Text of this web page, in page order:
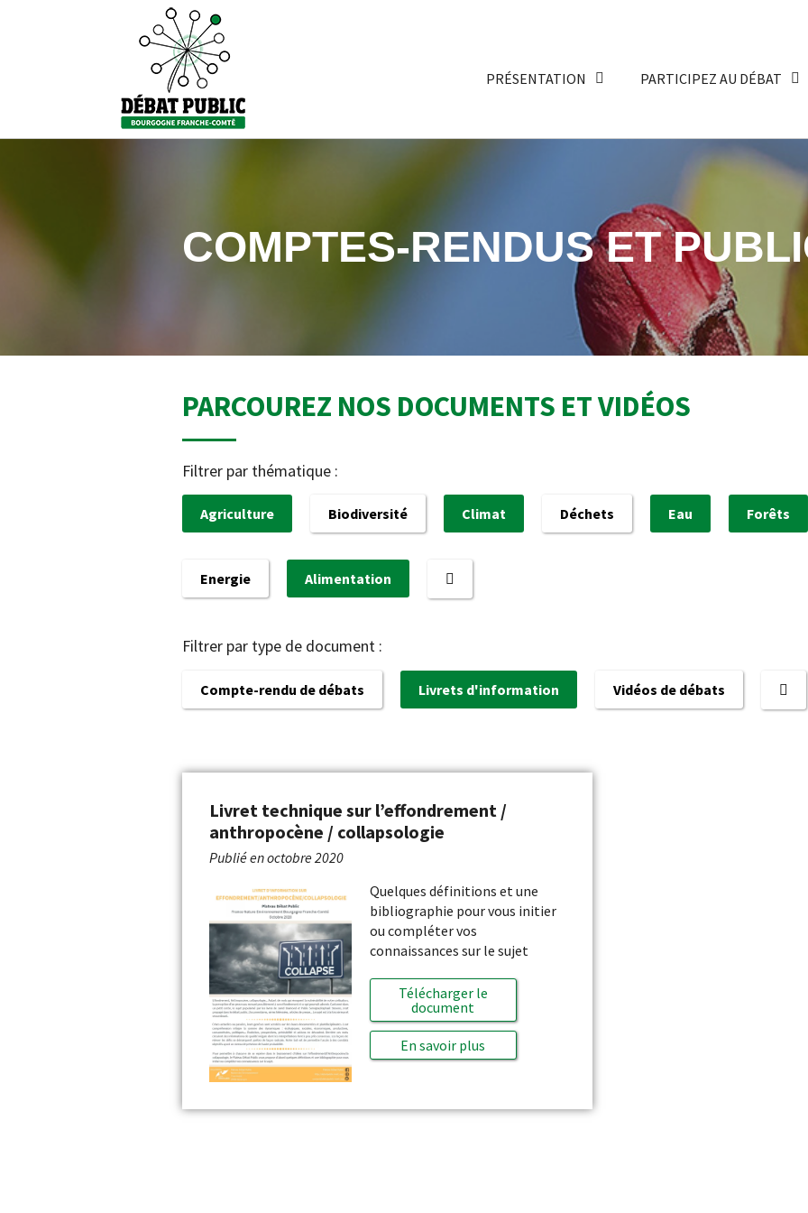
PRÉSENTATION PARTICIPEZ AU DÉBAT
COMPTES-RENDUS ET
PARCOUREZ NOS DOCUMENTS ET VIDÉOS
Filtrer par thématique :
Agriculture Biodiversité Climat Déchets Eau Forêts
Energie Alimentation
Filtrer par type de document :
Compte-rendu de débats Livrets d'information Vidéos de débats
Livret technique sur l’effondrement /
anthropocène / collapsologie
Publié enoctobre 2020
Quelques définitions et une
bibliographie pour vous initier
ou compléter vos
connaissances sur le sujet
Télécharger le
document
En savoir plus